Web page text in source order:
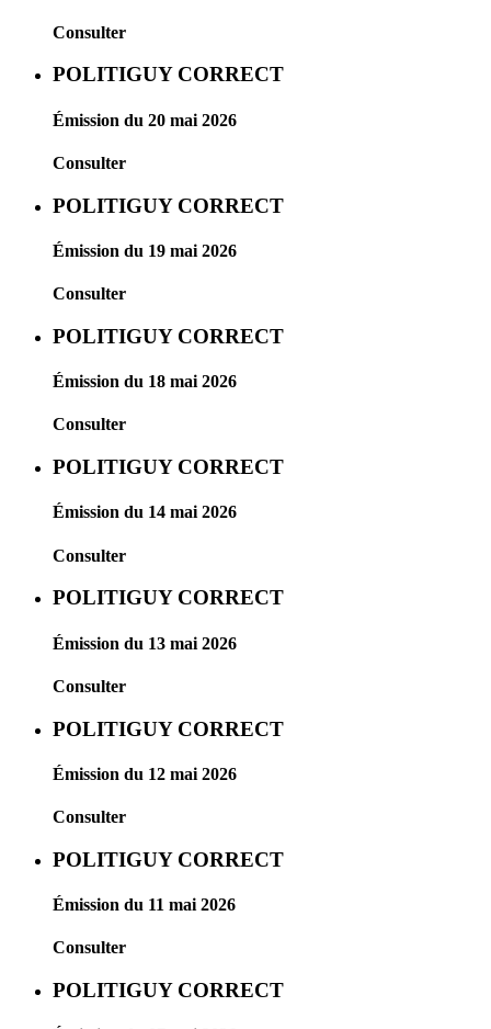
Consulter
POLITIGUY CORRECT
Émission du 20 mai 2026
Consulter
POLITIGUY CORRECT
Émission du 19 mai 2026
Consulter
POLITIGUY CORRECT
Émission du 18 mai 2026
Consulter
POLITIGUY CORRECT
Émission du 14 mai 2026
Consulter
POLITIGUY CORRECT
Émission du 13 mai 2026
Consulter
POLITIGUY CORRECT
Émission du 12 mai 2026
Consulter
POLITIGUY CORRECT
Émission du 11 mai 2026
Consulter
POLITIGUY CORRECT